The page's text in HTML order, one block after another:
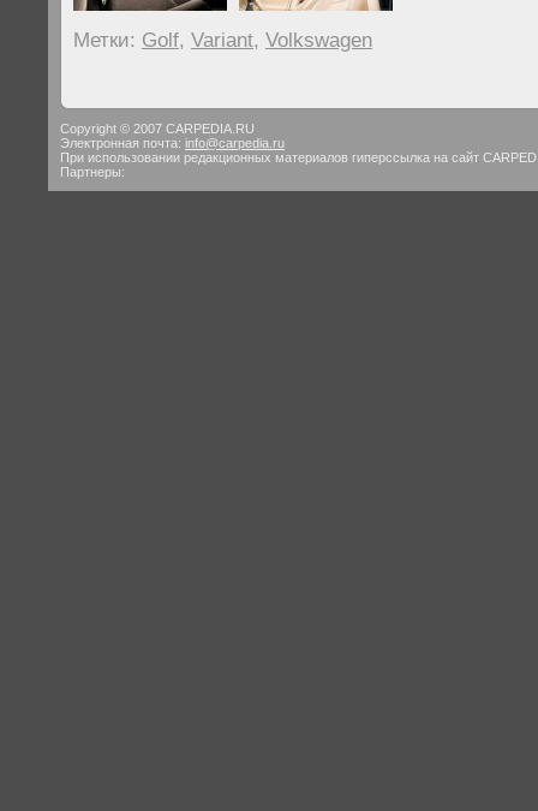
Метки: Golf, Variant, Volkswagen
Copyright © 2007 CARPEDIA.RU
Электронная почта: info@carpedia.ru
При использовании редакционных материалов гиперссылка на сайт
Партнеры: